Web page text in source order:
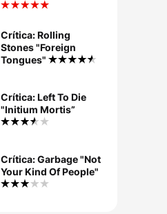
Crítica: Rolling
Stones "Foreign
Tongues"
Crítica: Left To Die
"Initium Mortis”
Crítica: Garbage "Not
Your Kind Of People"